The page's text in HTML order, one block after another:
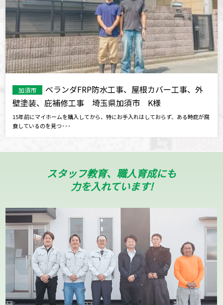
加須市
ベランダFRP防水工事、屋根カバー工事、外
壁塗装、庇補修工事 埼玉県加須市 K様
15年前にマイホームを購入してから、特にお手入れはしておらず、ある時庇が腐
食しているのを見つ･･･
スタッフ教育、職人育成にも
力を入れています!